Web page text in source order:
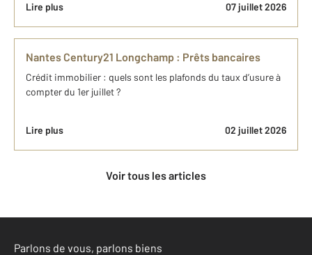
Lire plus 07 juillet 2026
Nantes Century21 Longchamp : Prêts bancaires
Crédit immobilier : quels sont les plafonds du taux d’usure à
compter du 1er juillet ?
Lire plus 02 juillet 2026
Voir tous les articles
Parlons de vous, parlons biens